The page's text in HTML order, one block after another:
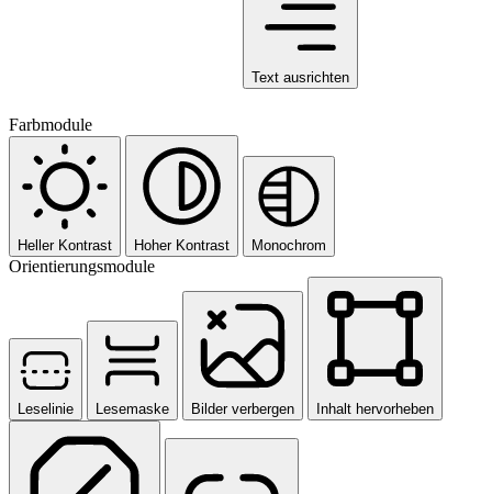
Text ausrichten
Farbmodule
Heller Kontrast Hoher Kontrast Monochrom
Orientierungsmodule
Leselinie Lesemaske Bilder verbergen Inhalt hervorheben